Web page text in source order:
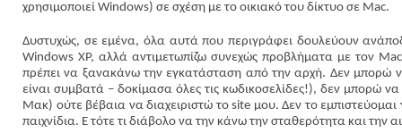
χρησιμοποιεί Windows) σε σχέση με το οικιακό του δίκτυο σε Mac.
Δυστυχώς, σε εμένα, όλα αυτά που περιγράφει δουλεύουν
Windows XP, αλλά αντιμετωπίζω συνεχώς προβλήματα με τον
πρέπει να ξανακάνω την εγκατάσταση από την αρχή. Δεν μπορώ
είναι συμβατά – δοκίμασα όλες τις κωδικοσελίδες!), δεν μπορώ
Μακ) ούτε βέβαια να διαχειριστώ το site μου. Δεν το
παιχνίδια. Ε τότε τι διάβολο να την κάνω την σταθερότητα και την